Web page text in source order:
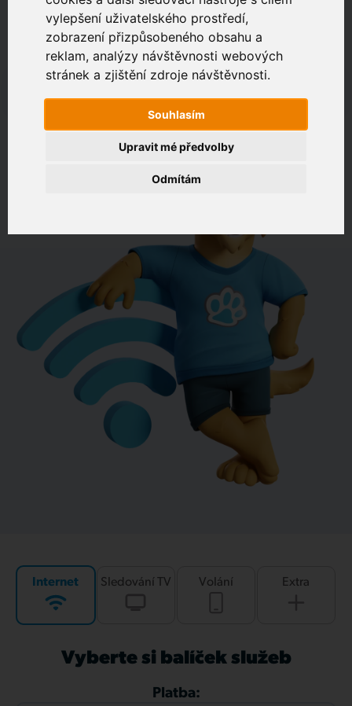
vylepšení uživatelského prostředí,
zobrazení přizpůsobeného obsahu a
reklam, analýzy návštěvnosti webových
stránek a zjištění zdroje návštěvnosti.
Souhlasím
Odmítám
Upravit mé předvolby
Zákaznický portál
Jak rychlé je připojení na vaší adrese?
Internet Sledování TV Volání Extra
Vyberte si balíček služeb
Platba: